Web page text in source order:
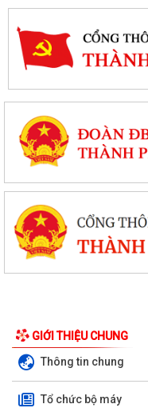
GIỚI THIỆU CHUNG
Thông tin chung
Tổ chức bộ máy